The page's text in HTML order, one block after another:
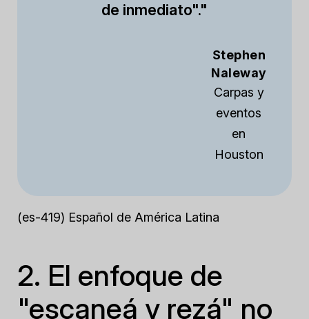
de inmediato"."
Stephen
Naleway
Carpas y
eventos
en
Houston
(es-419) Español de América Latina
2. El enfoque de
"escaneá y rezá" no